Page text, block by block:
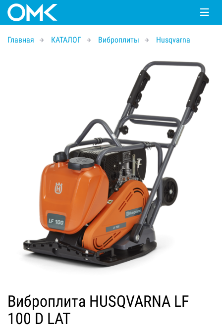
Главная КАТАЛОГ Виброплиты Husqvarna
Виброплита HUSQVARNA LF
100 D LAT